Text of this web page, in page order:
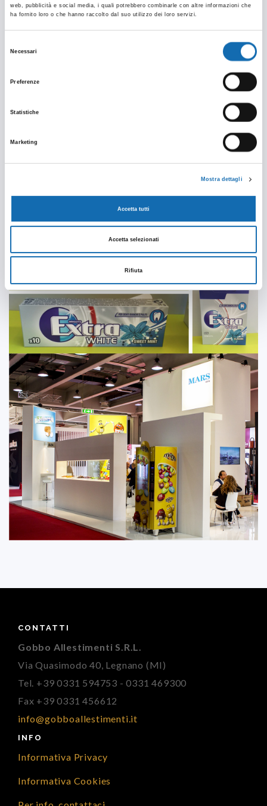
web, pubblicità e social media, i quali potrebbero combinarle con altre informazioni che
ha fornito loro o che hanno raccolto dal suo utilizzo dei loro servizi.
Necessari
Preferenze
Statistiche
Marketing
Mostra dettagli
Accetta tutti
Accetta selezionati
Rifiuta
CONTATTI
Gobbo Allestimenti S.R.L.
Via Quasimodo 40, Legnano (MI)
Tel. +39 0331 594753 - 0331 469300
Fax +39 0331 456612
info@gobboallestimenti.it
INFO
Informativa Privacy
Informativa Cookies